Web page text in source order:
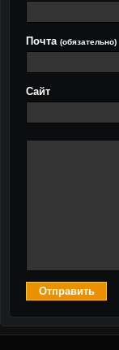
Почта (обязательно)
Сайт